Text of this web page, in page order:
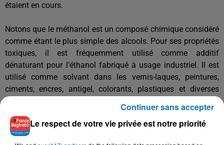
étaient en cours.
Notons que le méthanol est un composé chimique considéré
comme étant le plus simple des alcools. Pour ses propriétés
toxiques, il est fréquemment utilisé comme additif
dénaturant pour l’éthanol fabriqué à usage industriel. Il est
utilisé comme solvant dans les vernis-laques, peintures,
ciments, encres, antigel, colorants, plastiques et diverses
Avec MAP
Le respect de votre vie privée est notre priorité
Continuer sans accepter